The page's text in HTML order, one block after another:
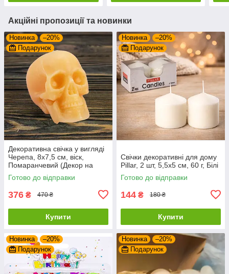
Акційні пропозиції та новинки
Новинка
–20%
Подарунок
Декоративна свічка у вигляді
Черепа, 8x7,5 см, віск,
Помаранчевий (Декор на
Хелловін)
Готово до відправки
376 ₴ 470 ₴
Купити
Новинка
–20%
Подарунок
Свічки декоративні для дому
Pillar, 2 шт, 5,5x5 см, 60 г, Білі
Готово до відправки
144 ₴ 180 ₴
Купити
Новинка
–20%
Подарунок
Новинка
–20%
Подарунок